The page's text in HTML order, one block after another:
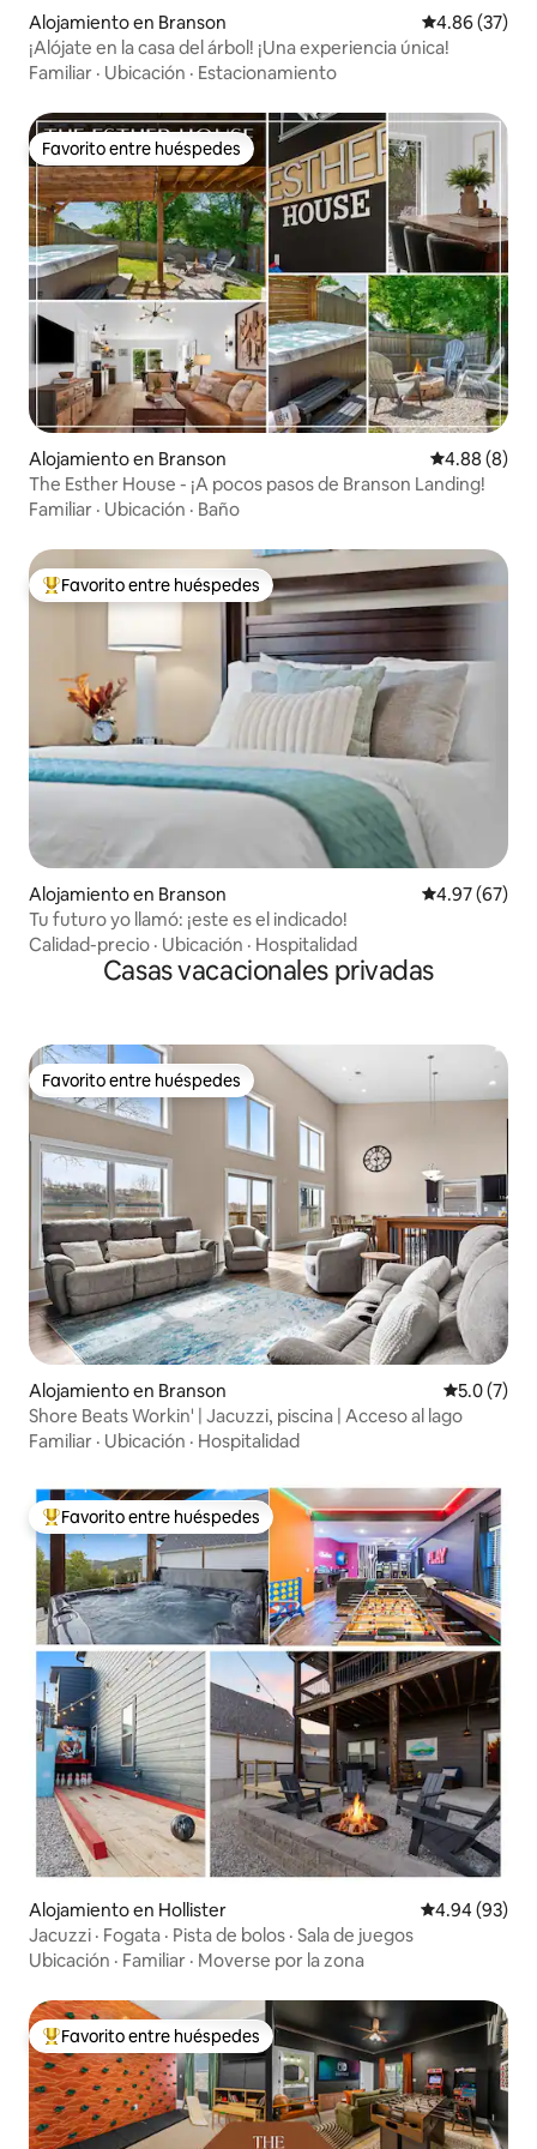
Alojamiento en Branson Calificación
4.86 (37)
¡Alójate en la casa del árbol! ¡Una experiencia única!
Familiar · Ubicación · Estacionamiento
Favorito entre huéspedes
Favorito entre huéspedes
Alojamiento en Branson Calificación
4.88 (8)
The Esther House - ¡A pocos pasos de Branson Landing!
Familiar · Ubicación · Baño
Favorito entre huéspedes preferido
Favorito entre huéspedes
Alojamiento en Branson Calificación
4.97 (67)
Tu futuro yo llamó: ¡este es el indicado!
Calidad-precio · Ubicación · Hospitalidad
Casas vacacionales privadas
Favorito entre huéspedes
Favorito entre huéspedes
Alojamiento en Branson
5.0 (7)
Shore Beats Workin' | Jacuzzi, piscina | Acceso al lago
Familiar · Ubicación · Hospitalidad
Favorito entre huéspedes preferido
Favorito entre huéspedes
Alojamiento en Hollister Calificación
4.94 (93)
Jacuzzi · Fogata · Pista de bolos · Sala de juegos
Ubicación · Familiar · Moverse por la zona
Favorito entre huéspedes preferido
Favorito entre huéspedes